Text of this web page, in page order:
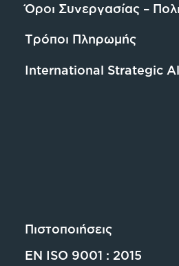
Όροι Συνεργασίας –
Τρόποι Πληρωμής
International Strategic
Πιστοποιήσεις
EN ISO 9001 : 2015